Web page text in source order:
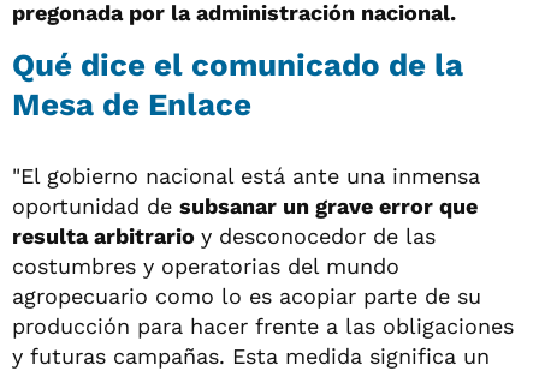
pregonada por la administración nacional.
Qué dice el comunicado de la
Mesa de Enlace
"El gobierno nacional está ante una inmensa
oportunidad de subsanar un grave error que
resulta arbitrario y desconocedor de las
costumbres y operatorias del mundo
agropecuario como lo es acopiar parte de su
producción para hacer frente a las obligaciones
y futuras campañas. Esta medida significa un